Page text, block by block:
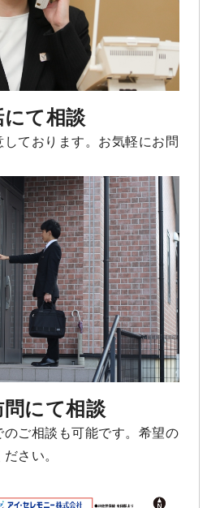
にて相談
ております。お気軽にお問
問にて相談
のご相談も可能です。希望の
さい。